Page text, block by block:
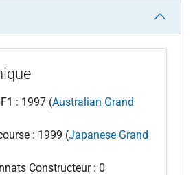
: 1997 (Australian Grand
: 1999 (Japanese Grand
Constructeur : 0